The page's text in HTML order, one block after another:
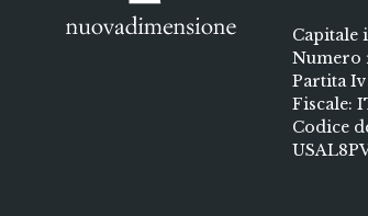
Capitale
Numero
Partita
Fiscale:
Codice